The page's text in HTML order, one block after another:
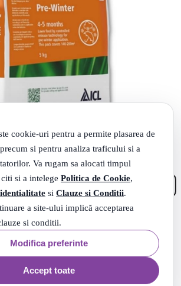
cookie-uri pentru a permite plasarea de
si pentru analiza traficului si a
Va rugam sa alocati timpul
si a intelege Politica de Cookie,
si Clauze si Conditii.
a site-ului implică acceptarea
si conditii.
Modifica preferinte
Accept toate
Pro Pre-winter - Anti-Stres toamna, iarna 5